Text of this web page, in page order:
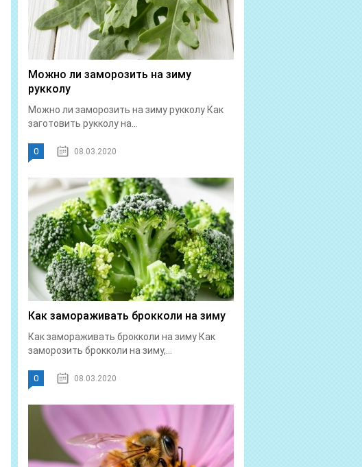
Можно ли заморозить на зиму
рукколу
Можно ли заморозить на зиму рукколу Как
заготовить рукколу на...
0 08.03.2020
Как замораживать брокколи на зиму
Как замораживать брокколи на зиму Как
заморозить брокколи на зиму,...
0 08.03.2020